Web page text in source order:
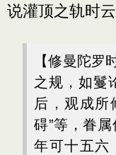
说灌顶之轨时云
【修曼陀罗
之规，如鬘
后，观成所
碍”等，眷属
年可十五六